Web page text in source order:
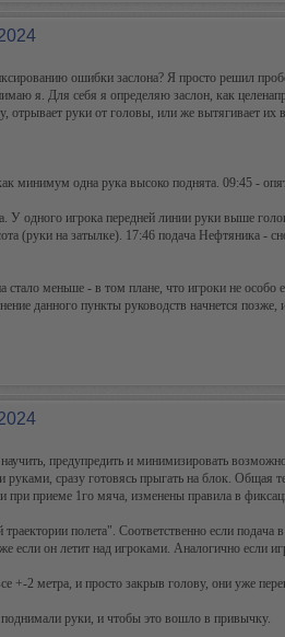
ошибки заслона? Я просто решил
я. Для себя я определяю заслон, как
руки от головы, или же вытягивает их
минимум одна рука высоко поднята. 09:45 -
одного игрока передней линии руки выше
(руки на затылке). 17:46 подача Нефтяника -
меньше - в том плане, что игроки не особо
данного пункты руководств начнется
предупредить и минимизировать
сразу готовясь прыгать на блок. Общая
приеме 1го мяча, изменены правила в
полета". Соответственно если подача
если он летит над игроками. Аналогично если
+-2 метра, и просто закрыв голову, они уже
руки, и чтобы это вошло в привычку.